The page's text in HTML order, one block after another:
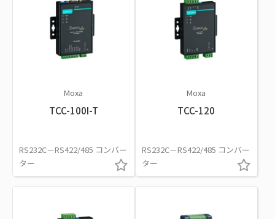
Moxa
TCC-100I-T
RS232C－RS422/485 コンバー
ター
Moxa
TCC-120
RS232C－RS422/485 コンバー
ター